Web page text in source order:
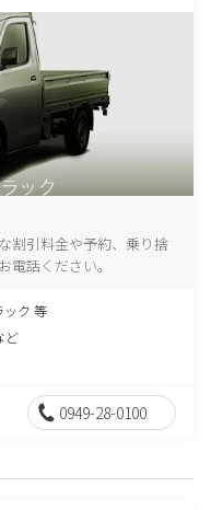
割引料金や予約、乗り捨
話ください。
ック 等
ど
0949-28-0100